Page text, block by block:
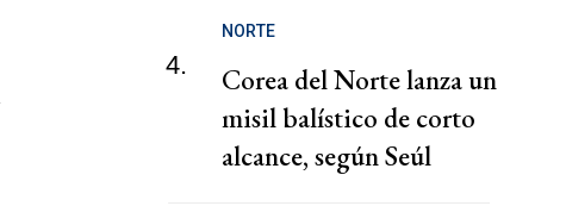
4.
NORTE
Corea del Norte lanza un
misil balístico de corto
alcance, según Seúl